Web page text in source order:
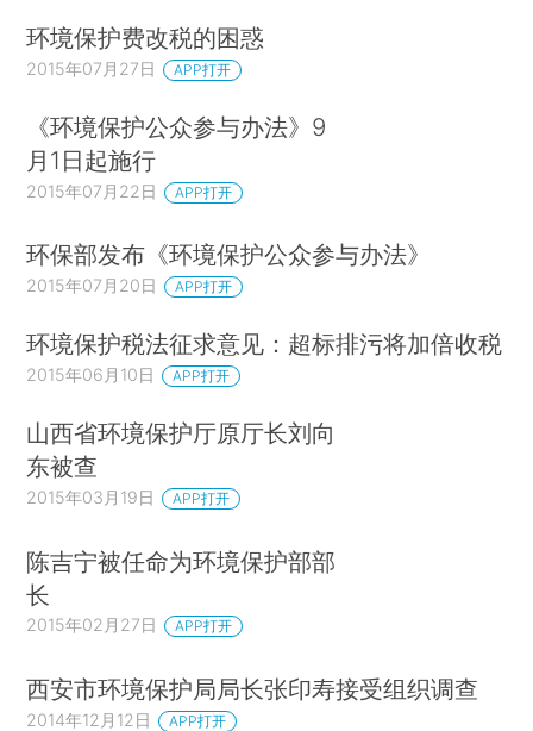
环境保护费改税的困惑
2015年07月27日 APP打开
《环境保护公众参与办法》9
月1日起施行
2015年07月22日 APP打开
环保部发布《环境保护公众参与办法》
2015年07月20日 APP打开
环境保护税法征求意见：超标排污将加倍收税
2015年06月10日 APP打开
山西省环境保护厅原厅长刘向
东被查
2015年03月19日 APP打开
陈吉宁被任命为环境保护部部
长
2015年02月27日 APP打开
西安市环境保护局局长张印寿接受组织调查
2014年12月12日 APP打开